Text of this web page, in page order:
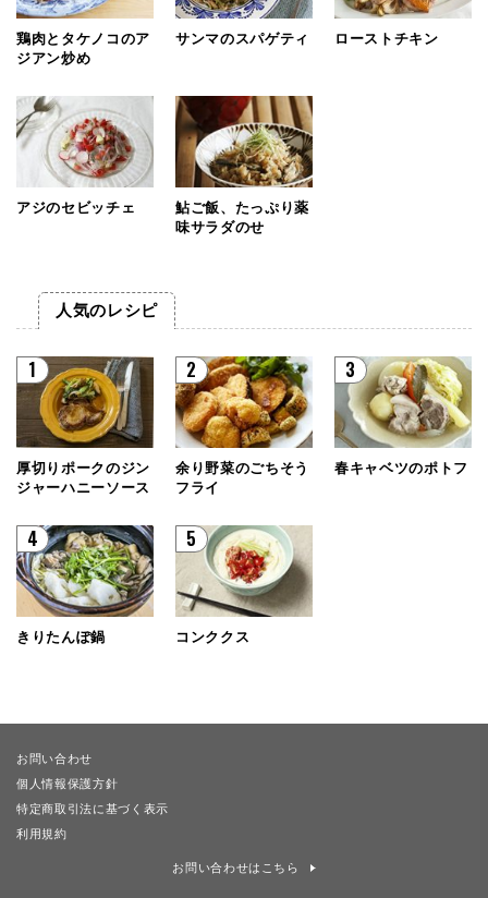
鶏肉とタケノコのア
ジアン炒め
サンマのスパゲティ ローストチキン
アジのセビッチェ
鮎ご飯、たっぷり薬
味サラダのせ
人気のレシピ
1
厚切りポークのジン
ジャーハニーソース
2
余り野菜のごちそう
フライ
3
春キャベツのポトフ
4
きりたんぽ鍋
5
コンククス
お問い合わせ
個人情報保護方針
特定商取引法に基づく表示
利用規約
お問い合わせはこちら